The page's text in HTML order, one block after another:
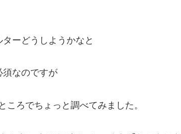
ーどうしようかなと
須なのですが
ろでちょっと調べてみました。